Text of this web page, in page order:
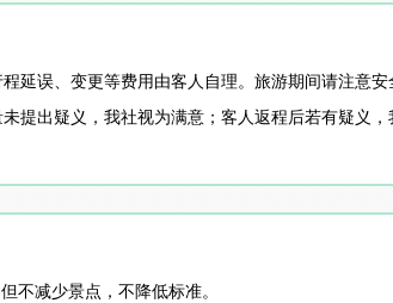
延误、变更等费用由客人自理。旅游期间请注意安
提出疑义，我社视为满意；客人返程后若有疑义
不减少景点，不降低标准。